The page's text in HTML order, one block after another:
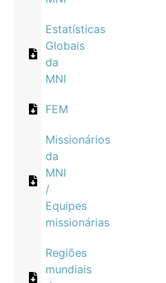
Estatísticas
Globais
da
MNI
FEM
Missionários
da
MNI
/
Equipes
missionárias
Regiões
mundiais